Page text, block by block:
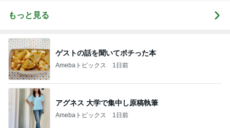
もっと見る
ゲストの話を聞いてポチった本
Amebaトピックス 1日前
アグネス 大学で集中し原稿執筆
Amebaトピックス 1日前